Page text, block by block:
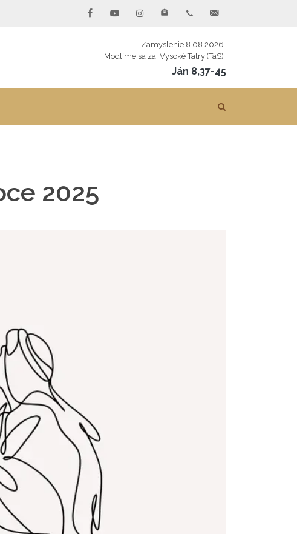
Zamyslenie 8.08.2026
Modlíme sa za: Vysoké Tatry (TaS)
Ján 8,37-45
2025